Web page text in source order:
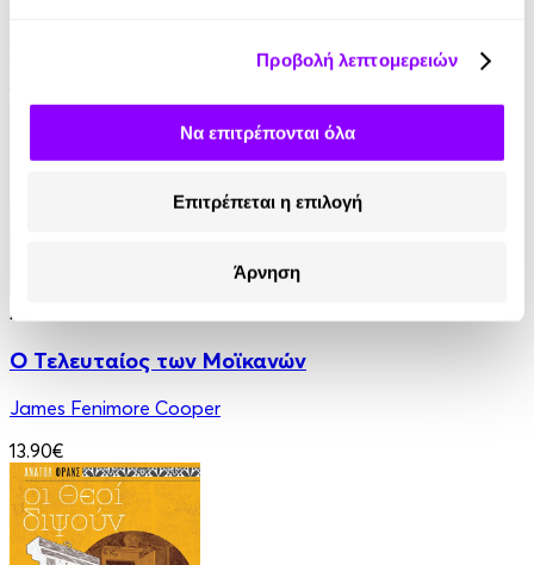
Προβολή λεπτομερειών
Να επιτρέπονται όλα
Επιτρέπεται η επιλογή
Άρνηση
Audiobook
Ο Τελευταίος των Μοϊκανών
James Fenimore Cooper
13.90€